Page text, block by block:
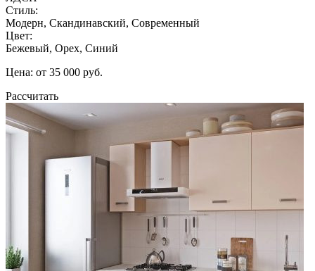
Стиль:
Модерн, Скандинавский, Современный
Цвет:
Бежевый, Орех, Синий
Цена: от 35 000 руб.
Рассчитать